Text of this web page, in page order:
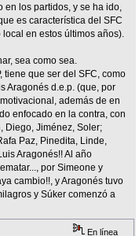
en los partidos, y se ha ido,
es característica del SFC
en estos últimos años).
sea como sea.
tiene que ser del SFC, como
Aragonés d.e.p. (que, por
además de en
enfocado en la contra, con
Diego, Jiménez, Soler;
Paz, Pinedita, Linde,
Aragonés!! Al año
por Simeone y
cambio!!, y Aragonés tuvo
y Súker comenzó a
En línea